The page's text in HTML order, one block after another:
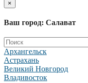
×
Ваш город: Салават
Архангельск
Астрахань
Великий Новгород
Владивосток